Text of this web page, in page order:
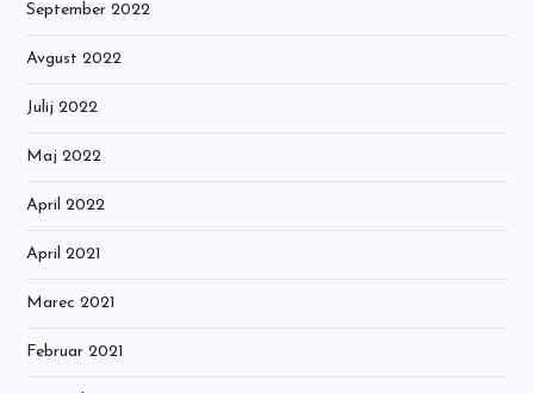
September 2022
Avgust 2022
Julij 2022
Maj 2022
April 2022
April 2021
Marec 2021
Februar 2021